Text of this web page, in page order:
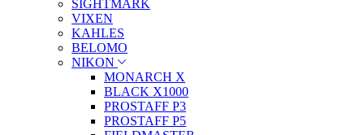
SIGHTMARK
VIXEN
KAHLES
BELOMO
NIKON
MONARCH X
BLACK X1000
PROSTAFF P3
PROSTAFF P5